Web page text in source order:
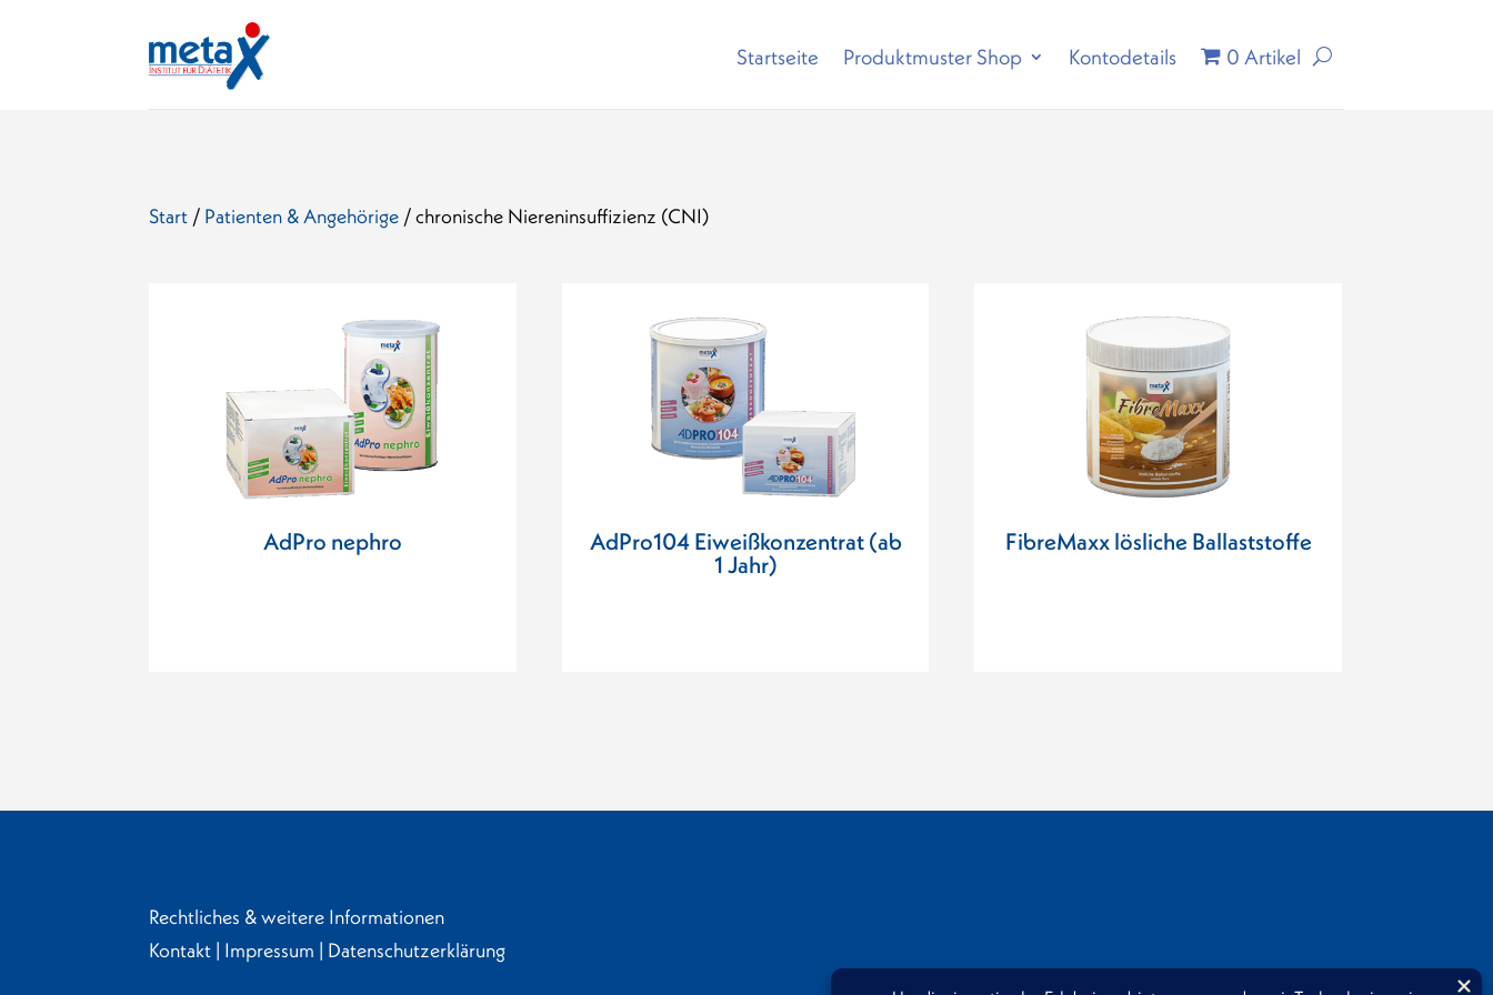
Startseite Produktmuster Shop Kontodetails 0 Artikel
Start / Patienten & Angehörige / chronische Niereninsuffizienz (CNI)
AdPro nephro AdPro104 Eiweißkonzentrat (ab
1 Jahr)
FibreMaxx lösliche Ballaststoffe
Rechtliches & weitere Informationen
Kontakt | Impressum | Datenschutzerklärung